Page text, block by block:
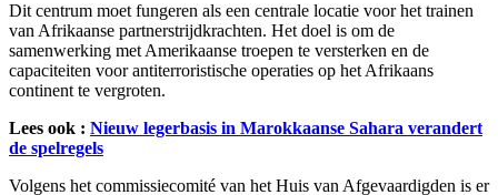
Dit centrum moet fungeren als een centrale locatie voor het trainen
van Afrikaanse partnerstrijdkrachten. Het doel is om de
samenwerking met Amerikaanse troepen te versterken en de
capaciteiten voor antiterroristische operaties op het Afrikaans
continent te vergroten.
Lees ook : Nieuw legerbasis in Marokkaanse Sahara verandert
de spelregels
Volgens het commissiecomité van het Huis van Afgevaardigden is er